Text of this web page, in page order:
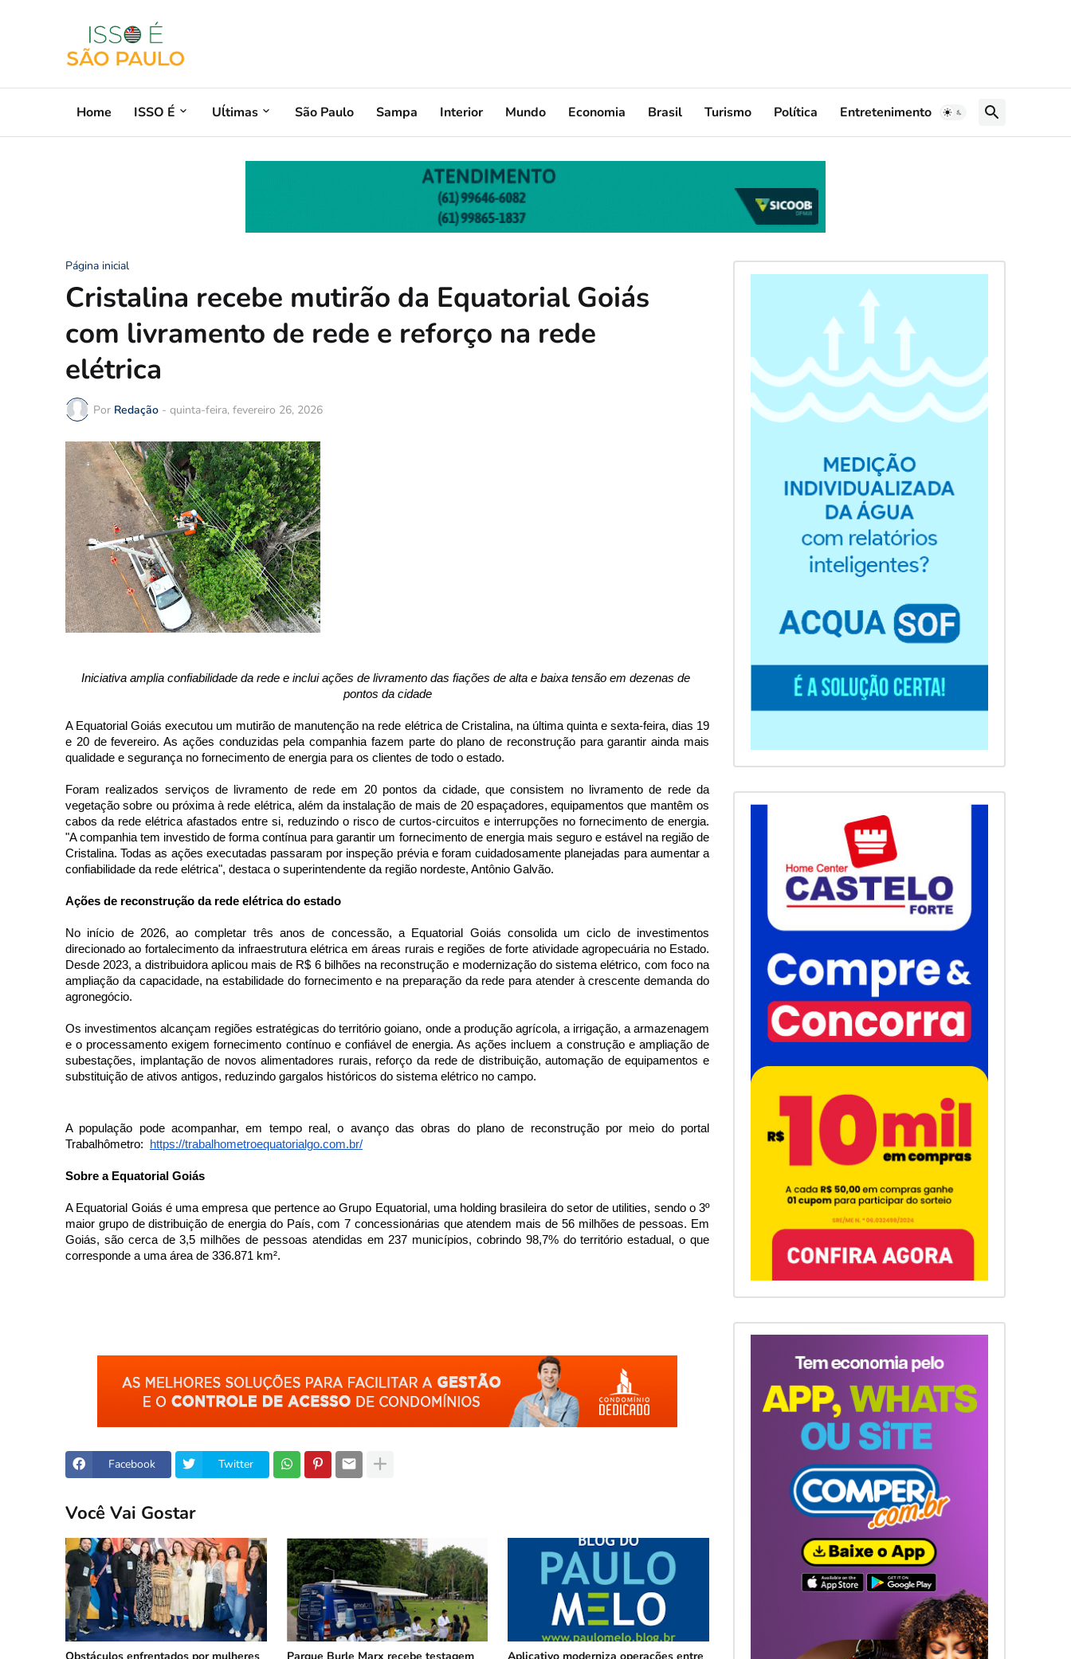
Home ISSO É Uĺtimas São Paulo Sampa Interior Mundo Economia Brasil Turismo Política Entretenimento
Página inicial
Cristalina recebe mutirão da Equatorial Goiás
com livramento de rede e reforço na rede
elétrica
Por Redação - quinta-feira, fevereiro 26, 2026
Iniciativa amplia confiabilidade da rede e inclui ações de livramento das fiações de alta e baixa tensão em dezenas de
pontos da cidade
A Equatorial Goiás executou um mutirão de manutenção na rede elétrica de Cristalina, na última quinta e sexta-feira, dias 19
e 20 de fevereiro. As ações conduzidas pela companhia fazem parte do plano de reconstrução para garantir ainda mais
qualidade e segurança no fornecimento de energia para os clientes de todo o estado.
Foram realizados serviços de livramento de rede em 20 pontos da cidade, que consistem no livramento de rede da
vegetação sobre ou próxima à rede elétrica, além da instalação de mais de 20 espaçadores, equipamentos que mantêm os
cabos da rede elétrica afastados entre si, reduzindo o risco de curtos-circuitos e interrupções no fornecimento de energia.
"A companhia tem investido de forma contínua para garantir um fornecimento de energia mais seguro e estável na região de
Cristalina. Todas as ações executadas passaram por inspeção prévia e foram cuidadosamente planejadas para aumentar a
confiabilidade da rede elétrica", destaca o superintendente da região nordeste, Antônio Galvão.
Ações de reconstrução da rede elétrica do estado
No início de 2026, ao completar três anos de concessão, a Equatorial Goiás consolida um ciclo de investimentos
direcionado ao fortalecimento da infraestrutura elétrica em áreas rurais e regiões de forte atividade agropecuária no Estado.
Desde 2023, a distribuidora aplicou mais de R$ 6 bilhões na reconstrução e modernização do sistema elétrico, com foco na
ampliação da capacidade, na estabilidade do fornecimento e na preparação da rede para atender à crescente demanda do
agronegócio.
Os investimentos alcançam regiões estratégicas do território goiano, onde a produção agrícola, a irrigação, a armazenagem
e o processamento exigem fornecimento contínuo e confiável de energia. As ações incluem a construção e ampliação de
subestações, implantação de novos alimentadores rurais, reforço da rede de distribuição, automação de equipamentos e
substituição de ativos antigos, reduzindo gargalos históricos do sistema elétrico no campo.
A população pode acompanhar, em tempo real, o avanço das obras do plano de reconstrução por meio do portal
Trabalhômetro:
https://trabalhometroequatorialgo.com.br/
Sobre a Equatorial Goiás
A Equatorial Goiás é uma empresa que pertence ao Grupo Equatorial, uma holding brasileira do setor de utilities, sendo o 3º
maior grupo de distribuição de energia do País, com 7 concessionárias que atendem mais de 56 milhões de pessoas. Em
Goiás, são cerca de 3,5 milhões de pessoas atendidas em 237 municípios, cobrindo 98,7% do território estadual, o que
corresponde a uma área de 336.871 km².
Facebook Twitter
Você Vai Gostar
Obstáculos enfrentados por mulheres
Parque Burle Marx recebe testagem
Aplicativo moderniza operações entre